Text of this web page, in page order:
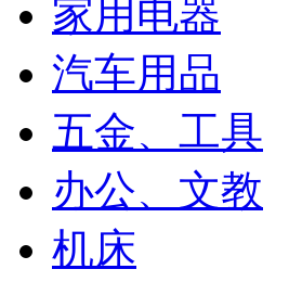
家用电器
汽车用品
五金、工具
办公、文教
机床